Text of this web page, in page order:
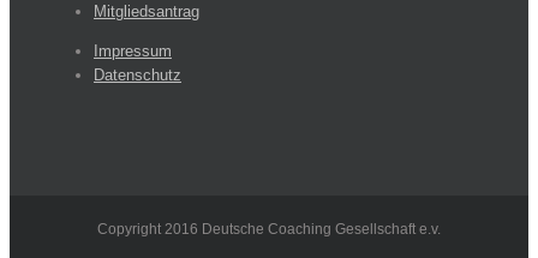
Mitgliedsantrag
Impressum
Datenschutz
Copyright 2016 Deutsche Coaching Gesellschaft e.v.